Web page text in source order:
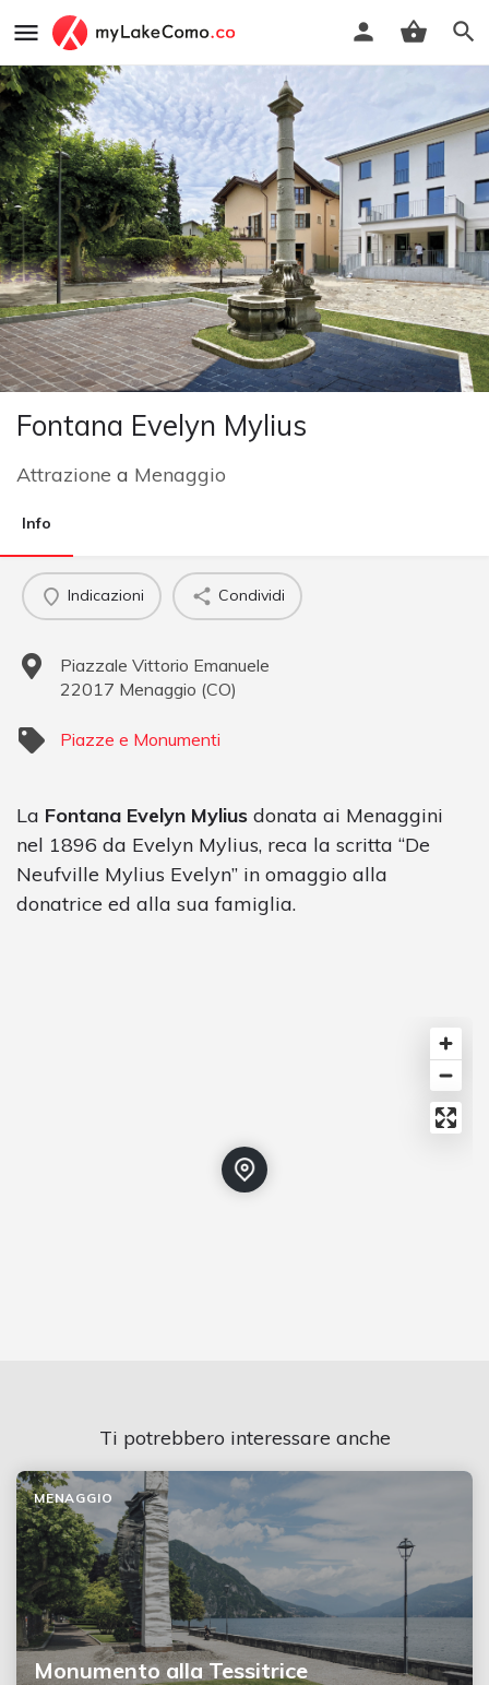
Fontana Evelyn Mylius
Attrazione a Menaggio
Info
Indicazioni Condividi
Piazzale Vittorio Emanuele
22017 Menaggio (CO)
Piazze e Monumenti
La Fontana Evelyn Mylius donata ai Menaggini
nel 1896 da Evelyn Mylius, reca la scritta “De
Neufville Mylius Evelyn” in omaggio alla
donatrice ed alla sua famiglia.
Ti potrebbero interessare anche
Monumento alla Tessitrice
MENAGGIO